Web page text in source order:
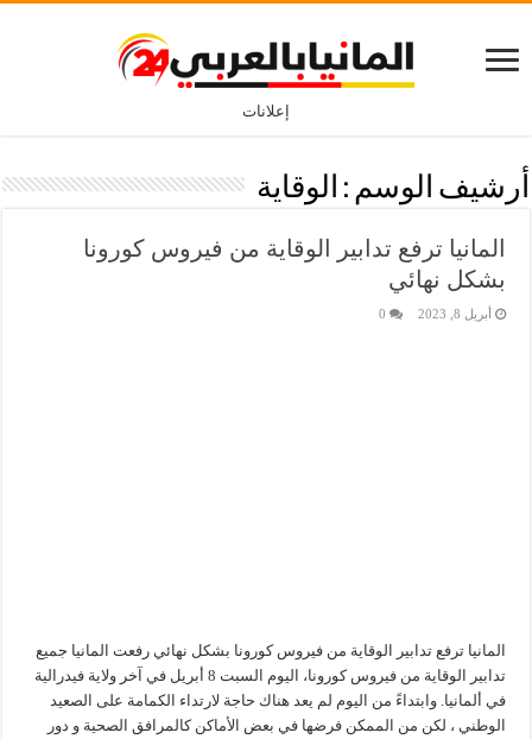
إعلانات
أرشيف الوسم : الوقاية
المانيا ترفع تدابير الوقاية من فيروس كورونا
بشكل نهائي
أبريل 8, 2023 0
المانيا ترفع تدابير الوقاية من فيروس كورونا بشكل نهائي رفعت المانيا جميع
تدابير الوقاية من فيروس كورونا، اليوم السبت 8 أبريل في آخر ولاية فيدرالية
في ألمانيا. وابتداءً من اليوم لم يعد هناك حاجة لارتداء الكمامة على الصعيد
الوطني ، لكن من الممكن فرضها في بعض الأماكن كالمرافق الصحية و دور